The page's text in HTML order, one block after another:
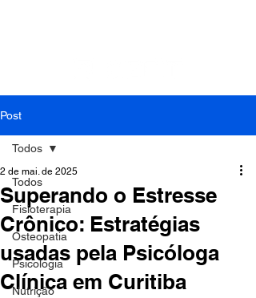
Post
Todos
Fisioterapia
Osteopatia
Psicologia
Nutrição
Todos
Superando o Estresse
Crônico: Estratégias
usadas pela Psicóloga
Clínica em Curitiba
2 de mai. de 2025